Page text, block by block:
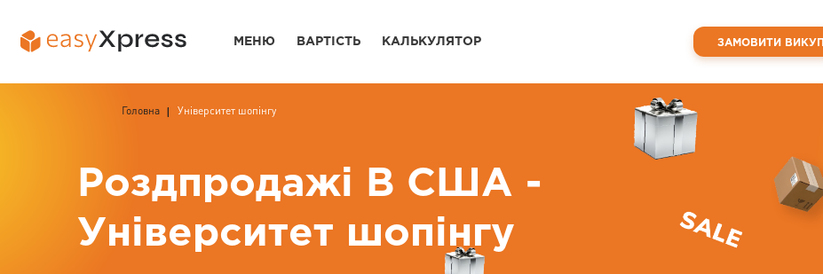
Роздпродажі В США -
Університет шопінгу
Головна Університет шопінгу
МЕНЮ ВАРТІСТЬ КАЛЬКУЛЯТОР ЗАМОВИТИ ВИКУП